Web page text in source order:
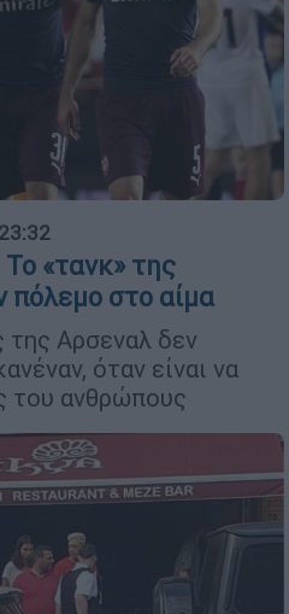
«τανκ» της
πόλεμο στο αίμα
της Αρσεναλ δεν
όταν είναι να
του ανθρώπους